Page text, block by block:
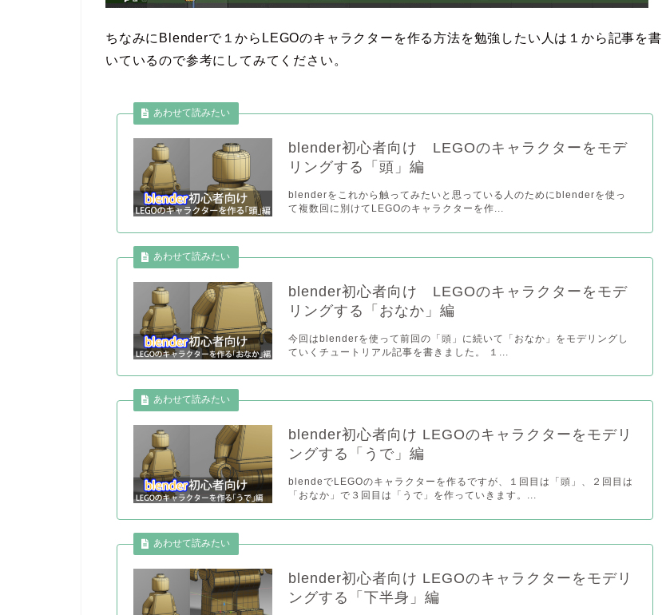
ちなみにBlenderで１からLEGOのキャラクターを作る方法を勉強したい人は１から記事を書
いているので参考にしてみてください。
blender初心者向け LEGOのキャラクターをモデ
リングする「頭」編
blenderをこれから触ってみたいと思っている人のためにblenderを使っ
て複数回に別けてLEGOのキャラクターを作...
blender初心者向け LEGOのキャラクターをモデ
リングする「おなか」編
今回はblenderを使って前回の「頭」に続いて「おなか」をモデリングし
ていくチュートリアル記事を書きました。 １...
blender初心者向け LEGOのキャラクターをモデリ
ングする「うで」編
blendeでLEGOのキャラクターを作るですが、１回目は「頭」、２回目は
「おなか」で３回目は「うで」を作っていきます。...
blender初心者向け LEGOのキャラクターをモデリ
ングする「下半身」編